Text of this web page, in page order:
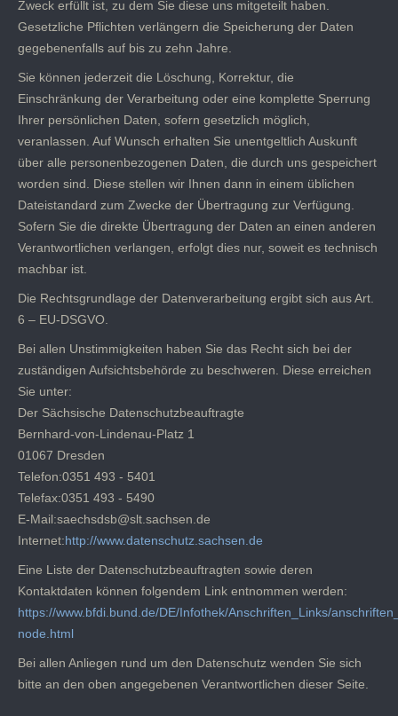
Zweck erfüllt ist, zu dem Sie diese uns mitgeteilt haben.
Gesetzliche Pflichten verlängern die Speicherung der Daten
gegebenenfalls auf bis zu zehn Jahre.
Sie können jederzeit die Löschung, Korrektur, die
Einschränkung der Verarbeitung oder eine komplette Sperrung
Ihrer persönlichen Daten, sofern gesetzlich möglich,
veranlassen. Auf Wunsch erhalten Sie unentgeltlich Auskunft
über alle personenbezogenen Daten, die durch uns gespeichert
worden sind. Diese stellen wir Ihnen dann in einem üblichen
Dateistandard zum Zwecke der Übertragung zur Verfügung.
Sofern Sie die direkte Übertragung der Daten an einen anderen
Verantwortlichen verlangen, erfolgt dies nur, soweit es technisch
machbar ist.
Die Rechtsgrundlage der Datenverarbeitung ergibt sich aus Art.
6 – EU-DSGVO.
Bei allen Unstimmigkeiten haben Sie das Recht sich bei der
zuständigen Aufsichtsbehörde zu beschweren. Diese erreichen
Sie unter:
Der Sächsische Datenschutzbeauftragte
Bernhard-von-Lindenau-Platz 1
01067 Dresden
Telefon:0351 493 - 5401
Telefax:0351 493 - 5490
E-Mail:saechsdsb@slt.sachsen.de
Internet:http://www.datenschutz.sachsen.de
Eine Liste der Datenschutzbeauftragten sowie deren
Kontaktdaten können folgendem Link entnommen werden:
https://www.bfdi.bund.de/DE/Infothek/Anschriften_Links/
node.html
Bei allen Anliegen rund um den Datenschutz wenden Sie sich
bitte an den oben angegebenen Verantwortlichen dieser Seite.